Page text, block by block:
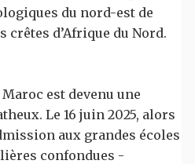
du nord-est de
crêtes d’Afrique du Nord.
est devenu une
Le 16 juin 2025, alors
aux grandes écoles
confondues -